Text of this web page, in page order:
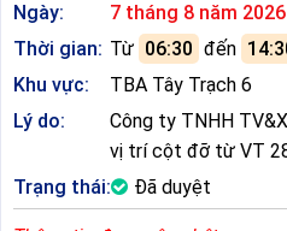
Ngày:
7 tháng 8 năm 2026
Thời gian: Từ 06:30 đến
Khu vực:
TBA Tây Trạch 6
Lý do:
Công ty TNHH
vị trí cột đỡ từ VT
Trạng thái:
Đã duyệt